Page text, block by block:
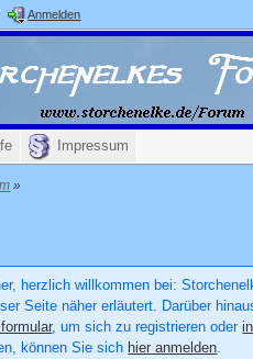
Anmelden
Impressum
»
herzlich willkommen bei:
Seite näher erläutert. Darüber
, um sich zu registrieren oder
können Sie sich hier anmelden.